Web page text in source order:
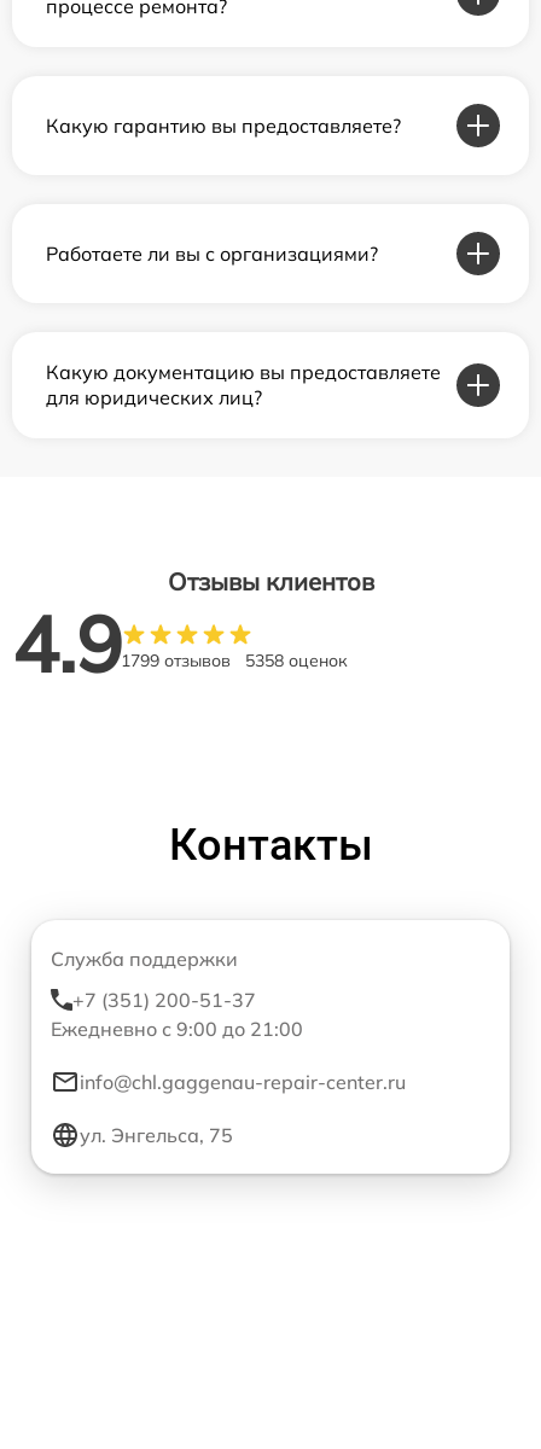
процессе ремонта?
Какую гарантию вы предоставляете?
Работаете ли вы с организациями?
Какую документацию вы предоставляете
для юридических лиц?
Отзывы клиентов
4.91799 отзывов 5358 оценок
Контакты
Служба поддержки
+7 (351) 200-51-37
Ежедневно с 9:00 до 21:00
info@chl.gaggenau-repair-center.ru
ул. Энгельса, 75